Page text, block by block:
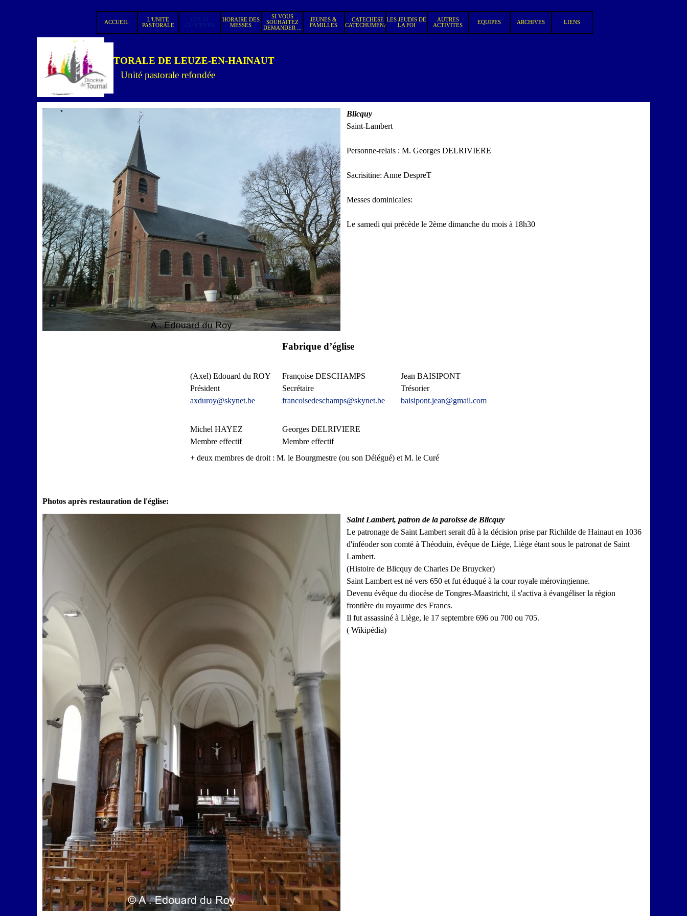
Sauter le menu
ACCUEIL
L'UNITE
PASTORALE
▼
LES 10
CLOCHERS
▼
HORAIRE DES
MESSES
▼
SI VOUS
SOUHAITEZ
DEMANDER ...
▼
JEUNES &
FAMILLES
▼
CATECHESE
CATECHUMENAT
▼
LES JEUDIS DE
LA FOI
AUTRES
ACTIVITES
▼
EQUIPES ▼
ARCHIVES ▼
LIENS
UNITE PASTORALE DE LEUZE-EN-HAINAUT
Unité pastorale refondée
Blicquy
Saint-Lambert
Personne-relais : M. Georges DELRIVIERE
Sacrisitine: Anne DespreT
Messes dominicales:
Le samedi qui précède le 2ème dimanche du mois à 18h30
Fabrique d’église
(Axel) Edouard du ROY
Président
axduroy@skynet.be
Françoise DESCHAMPS
Secrétaire
francoisedeschamps@skynet.be
Jean BAISIPONT
Trésorier
baisipont.jean@gmail.com
Michel HAYEZ
Membre effectif
Georges DELRIVIERE
Membre effectif
+ deux membres de droit : M. le Bourgmestre (ou son Délégué) et M. le Curé
Photos après restauration de l'église:
Saint Lambert, patron de la paroisse de Blicquy
Le patronage de Saint Lambert serait dû à la décision prise par Richilde de Hainaut en 1036
d'inféoder son comté à Théoduin, évêque de Liège, Liège étant sous le patronat de Saint
Lambert.
(Histoire de Blicquy de Charles De Bruycker)
Saint Lambert est né vers 650 et fut éduqué à la cour royale mérovingienne.
Devenu évêque du diocèse de Tongres-Maastricht, il s'activa à évangéliser la région
frontière du royaume des Francs.
Il fut assassiné à Liège, le 17 septembre 696 ou 700 ou 705.
( Wikipédia)